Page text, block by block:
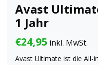
Avast
1 Jahr
€24,95 inkl. MwSt.
Avast Ultimate ist die All-